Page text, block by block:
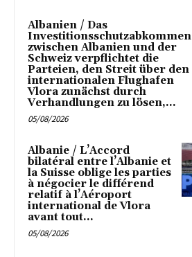
Albanien / Das
Investitionsschutzabkommen
zwischen Albanien und der
Schweiz verpflichtet die
Parteien, den Streit über den
internationalen Flughafen
Vlora zunächst durch
Verhandlungen zu lösen,...
05/08/2026
Albanie / L’Accord
bilatéral entre l’Albanie et
la Suisse oblige les parties
à négocier le différend
relatif à l’Aéroport
international de Vlora
avant tout...
05/08/2026